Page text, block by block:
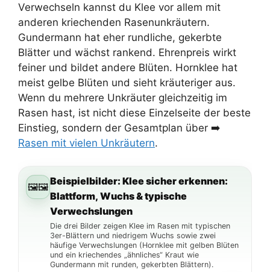
Verwechseln kannst du Klee vor allem mit
anderen kriechenden Rasenunkräutern.
Gundermann hat eher rundliche, gekerbte
Blätter und wächst rankend. Ehrenpreis wirkt
feiner und bildet andere Blüten. Hornklee hat
meist gelbe Blüten und sieht kräuteriger aus.
Wenn du mehrere Unkräuter gleichzeitig im
Rasen hast, ist nicht diese Einzelseite der beste
Einstieg, sondern der Gesamtplan über ➡️
Rasen mit vielen Unkräutern.
🖼️Beispielbilder: Klee sicher erkennen:
Blattform, Wuchs & typische
Verwechslungen
Die drei Bilder zeigen Klee im Rasen mit typischen
3er-Blättern und niedrigem Wuchs sowie zwei
häufige Verwechslungen (Hornklee mit gelben Blüten
und ein kriechendes „ähnliches“ Kraut wie
Gundermann mit runden, gekerbten Blättern).